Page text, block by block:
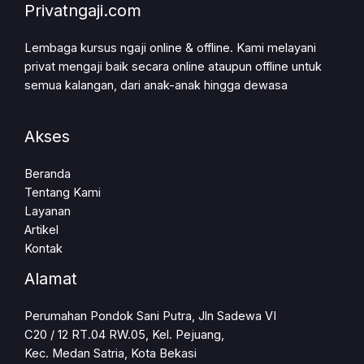
Privatngaji.com
Lembaga kursus ngaji online & offline. Kami melayani
privat mengaji baik secara online ataupun offline untuk
semua kalangan, dari anak-anak hingga dewasa
Akses
Beranda
Tentang Kami
Layanan
Artikel
Kontak
Alamat
Perumahan Pondok Sani Putra, Jln Sadewa VI
C20 / 12 RT.04 RW.05, Kel. Pejuang,
Kec. Medan Satria, Kota Bekasi